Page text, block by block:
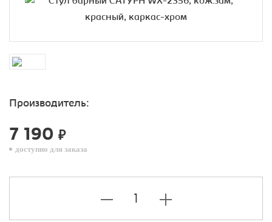
Производитель:
7 190 ₽
доступно для заказа